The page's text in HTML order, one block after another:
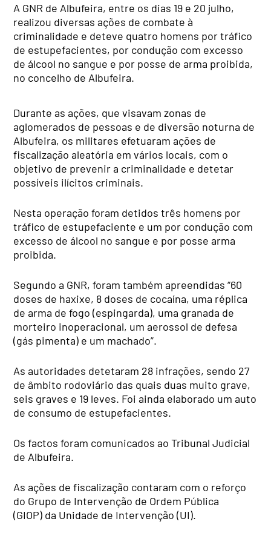
A GNR de Albufeira, entre os dias 19 e 20 julho,
realizou diversas ações de combate à
criminalidade e deteve quatro homens por tráfico
de estupefacientes, por condução com excesso
de álcool no sangue e por posse de arma proibida,
no concelho de Albufeira.
Durante as ações, que visavam zonas de
aglomerados de pessoas e de diversão noturna de
Albufeira, os militares efetuaram ações de
fiscalização aleatória em vários locais, com o
objetivo de prevenir a criminalidade e detetar
possíveis ilícitos criminais.
Nesta operação foram detidos três homens por
tráfico de estupefaciente e um por condução com
excesso de álcool no sangue e por posse arma
proibida.
Segundo a GNR, foram também apreendidas “60
doses de haxixe, 8 doses de cocaína, uma réplica
de arma de fogo (espingarda), uma granada de
morteiro inoperacional, um aerossol de defesa
(gás pimenta) e um machado”.
As autoridades detetaram 28 infrações, sendo 27
de âmbito rodoviário das quais duas muito grave,
seis graves e 19 leves. Foi ainda elaborado um auto
de consumo de estupefacientes.
Os factos foram comunicados ao Tribunal Judicial
de Albufeira.
As ações de fiscalização contaram com o reforço
do Grupo de Intervenção de Ordem Pública
(GIOP) da Unidade de Intervenção (UI).